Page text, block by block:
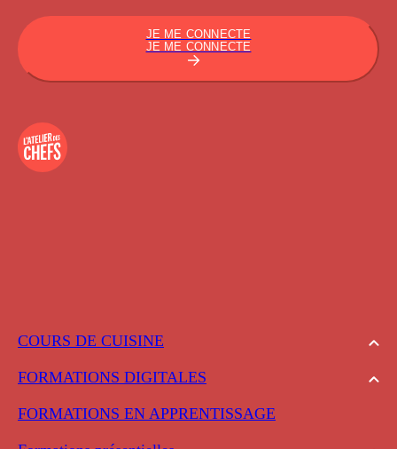
COURS DE CUISINE
FORMATIONS DIGITALES
FORMATIONS EN APPRENTISSAGE
JE ME CONNECTE
JE ME CONNECTE